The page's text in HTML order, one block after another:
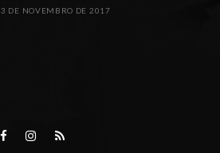
3 DE NOVEMBRO DE 2017